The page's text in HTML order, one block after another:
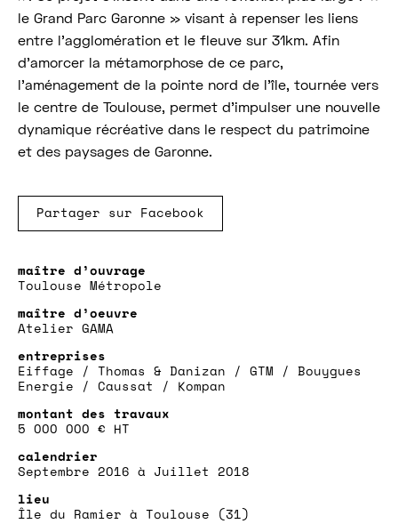
le Grand Parc Garonne » visant à repenser les liens
entre l’agglomération et le fleuve sur 31km. Afin
d’amorcer la métamorphose de ce parc,
l’aménagement de la pointe nord de l’île, tournée vers
le centre de Toulouse, permet d’impulser une nouvelle
dynamique récréative dans le respect du patrimoine
et des paysages de Garonne.
Partager sur Facebook
Toulouse Métropole
Atelier GAMA
Eiffage / Thomas & Danizan / GTM / Bouygues
Energie / Caussat / Kompan
5 000 000 € HT
Septembre 2016 à Juillet 2018
Île du Ramier à Toulouse (31)